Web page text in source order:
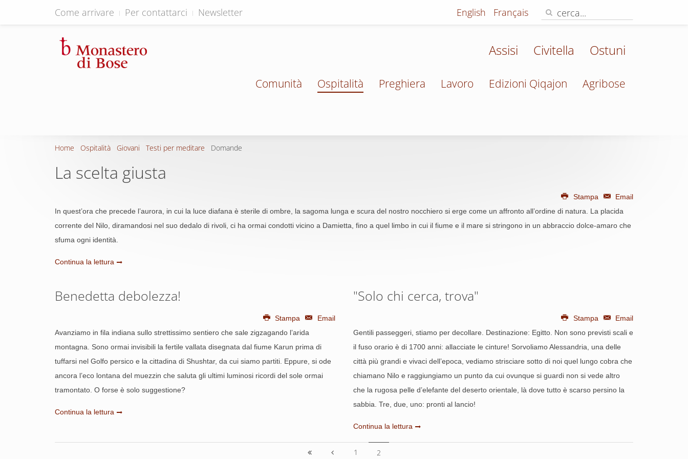
Come arrivare Per contattarci Newsletter English Français
Assisi Civitella Ostuni
Comunità Ospitalità Preghiera Lavoro Edizioni Qiqajon Agribose
Home Ospitalità Giovani Testi per meditare Domande
La scelta giusta
Stampa
Email
In quest’ora che precede l’aurora, in cui la luce diafana è sterile di ombre, la sagoma lunga e scura del nostro nocchiero si erge come un affronto all’ordine di natura. La placida
corrente del Nilo, diramandosi nel suo dedalo di rivoli, ci ha ormai condotti vicino a Damietta, fino a quel limbo in cui il fiume e il mare si stringono in un abbraccio dolce-amaro che
sfuma ogni identità.
Continua la lettura
Benedetta debolezza!
Stampa
Email
Avanziamo in fila indiana sullo strettissimo sentiero che sale zigzagando l’arida
montagna. Sono ormai invisibili la fertile vallata disegnata dal fiume Karun prima di
tuffarsi nel Golfo persico e la cittadina di Shushtar, da cui siamo partiti. Eppure, si ode
ancora l’eco lontana del muezzin che saluta gli ultimi luminosi ricordi del sole ormai
tramontato. O forse è solo suggestione?
Continua la lettura
"Solo chi cerca, trova"
Stampa
Email
Gentili passeggeri, stiamo per decollare. Destinazione: Egitto. Non sono previsti scali e
il fuso orario è di 1700 anni: allacciate le cinture! Sorvoliamo Alessandria, una delle
città più grandi e vivaci dell’epoca, vediamo strisciare sotto di noi quel lungo cobra che
chiamano Nilo e raggiungiamo un punto da cui ovunque si guardi non si vede altro
che la rugosa pelle d’elefante del deserto orientale, là dove tutto è scarso persino la
sabbia. Tre, due, uno: pronti al lancio!
Continua la lettura
1 2